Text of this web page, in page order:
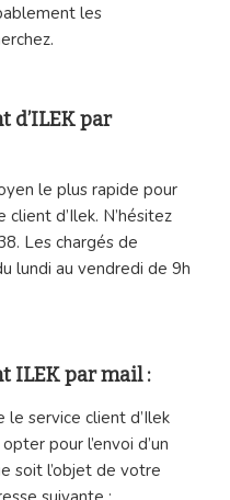
les
d’ILEK par
le plus rapide pour
d’Ilek. N’hésitez
Les chargés de
lundi au vendredi de 9h
ILEK par mail :
le service client d’Ilek
pour l’envoi d’un
soit l’objet de votre